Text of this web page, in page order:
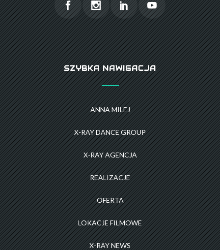
SZYBKA NAWIGACJA
ANNA MILEJ
X-RAY DANCE GROUP
X-RAY AGENCJA
REALIZACJE
OFERTA
LOKACJE FILMOWE
X-RAY NEWS